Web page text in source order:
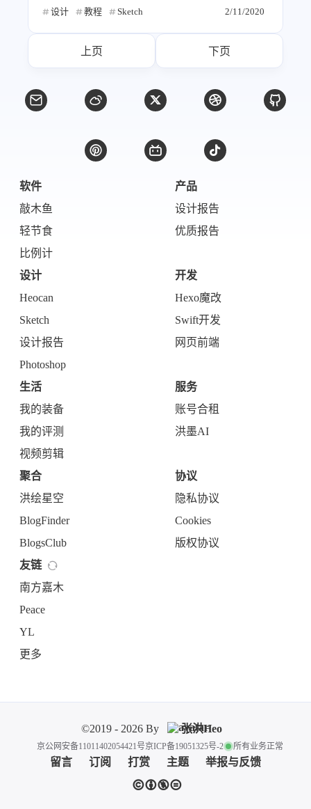
设计 教程 Sketch 2/11/2020
上页 下页
软件
敲木鱼
轻节食
比例计
产品
设计报告
优质报告
设计
Heocan
Sketch
设计报告
Photoshop
开发
Hexo魔改
Swift开发
网页前端
生活
我的装备
我的评测
视频剪辑
服务
账号合租
洪墨AI
聚合
洪绘星空
BlogFinder
BlogsClub
协议
隐私协议
Cookies
版权协议
友链
南方嘉木
Peace
YL
更多
©2019 - 2026 By 张洪Heo
京公网安备11011402054421号京ICP备19051325号-2 所有业务正常
留言 订阅 打赏 主题 举报与反馈